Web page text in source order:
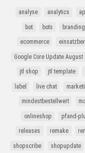
analyse analytics
bot bots branding
ecommerce
Google Core Update August
jtl shop jtl template
label live chat
mindestbestellwert
onlineshop pfand-
releases remake
shopscribe shopupdate